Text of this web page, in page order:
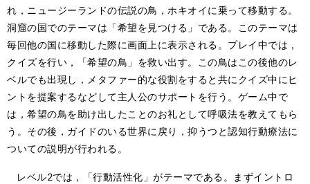
れ，ニュージーランドの伝説の鳥，ホキオイに乗って移動する。
洞窟の国でのテーマは「希望を見つける」である。このテーマは
毎回他の国に移動した際に画面上に表示される。プレイ中では，
クイズを行い，「希望の鳥」を救い出す。この鳥はこの後他のレ
ベルでも出現し，メタファー的な役割をすると共にクイズ中にヒ
ントを提案するなどして主人公のサポートを行う。ゲーム中で
は，希望の鳥を助け出したことのお礼として呼吸法を教えてもら
う。その後，ガイドのいる世界に戻り，抑うつと認知行動療法に
ついての説明が行われる。
レベル2では，「行動活性化」がテーマである。まずイントロ